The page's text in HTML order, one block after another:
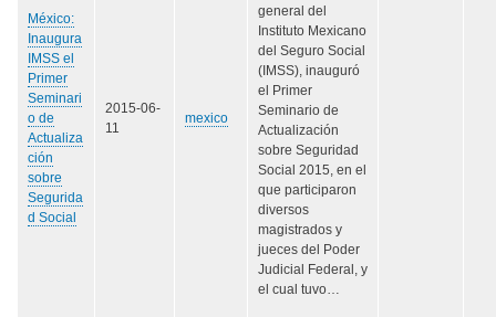
México:
Inaugura
IMSS el
Primer
Seminari
o de
Actualiza
ción
sobre
Segurida
d Social
2015-06-
11
mexico
general del
Instituto Mexicano
del Seguro Social
(IMSS), inauguró
el Primer
Seminario de
Actualización
sobre Seguridad
Social 2015, en el
que participaron
diversos
magistrados y
jueces del Poder
Judicial Federal, y
el cual tuvo…